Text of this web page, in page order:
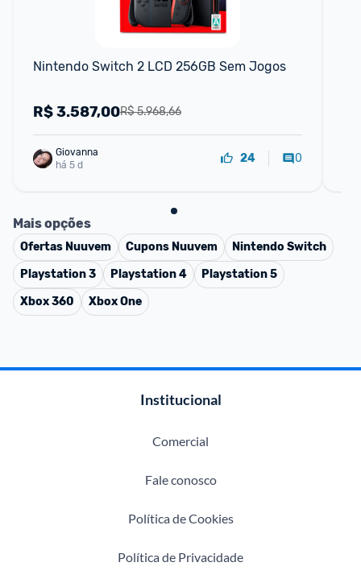
Nintendo Switch 2 LCD 256GB Sem Jogos
R$ 5.968,66
R$3.587,00
Giovanna
há 5 d
24 0
Mais opções
Ofertas Nuuvem Cupons Nuuvem
Nintendo Switch
Playstation 3
Playstation 4
Playstation 5
Xbox 360
Xbox One
Institucional
Comercial
Fale conosco
Política de Cookies
Política de Privacidade